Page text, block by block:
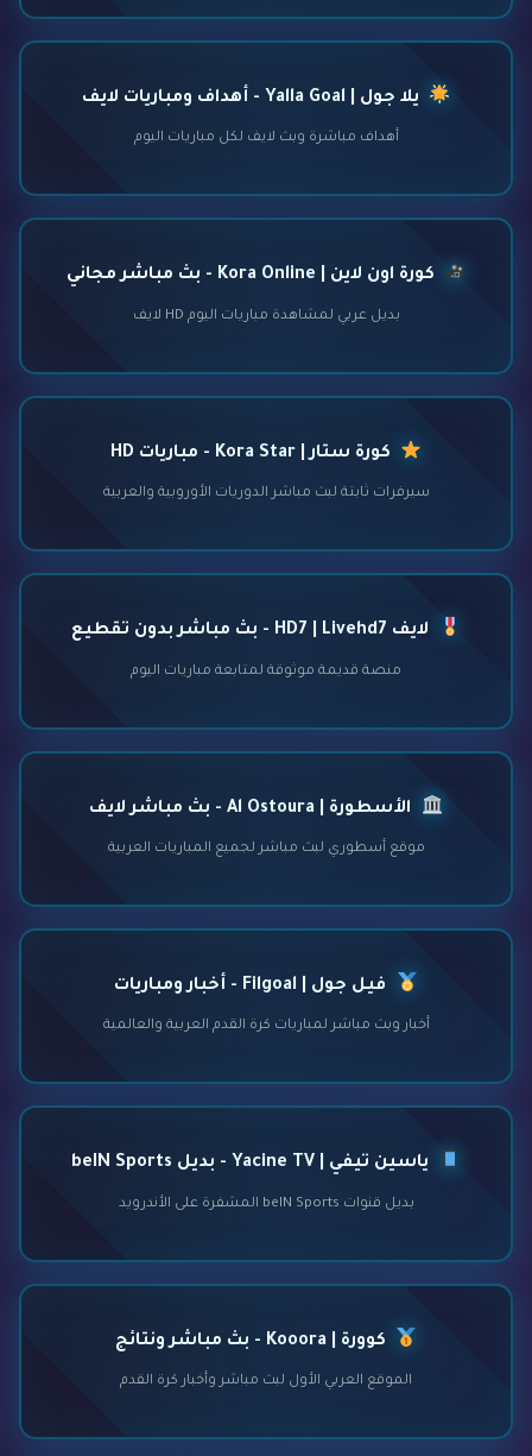
يلا جول | Yalla Goal - أهداف ومباريات لايف
أهداف مباشرة وبث لايف لكل مباريات اليوم
كورة اون لاين | Kora Online - بث مباشر مجاني
بديل عربي لمشاهدة مباريات اليوم HD لايف
كورة ستار | Kora Star - مباريات HD
سيرفرات ثابتة لبث مباشر الدوريات الأوروبية والعربية
لايف HD7 | Livehd7 - بث مباشر بدون تقطيع
منصة قديمة موثوقة لمتابعة مباريات اليوم
الأسطورة | Al Ostoura - بث مباشر لايف
موقع أسطوري لبث مباشر لجميع المباريات العربية
فيل جول | Filgoal - أخبار ومباريات
أخبار وبث مباشر لمباريات كرة القدم العربية والعالمية
ياسين تيفي | Yacine TV - بديل beIN Sports
بديل قنوات beIN Sports المشفرة على الأندرويد
كوورة | Kooora - بث مباشر ونتائج
الموقع العربي الأول لبث مباشر وأخبار كرة القدم